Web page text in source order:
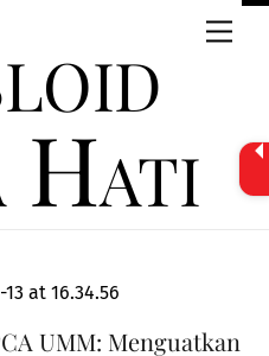
UMM: Menguatkan